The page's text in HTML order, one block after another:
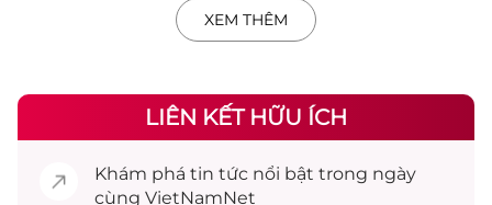
XEM THÊM
LIÊN KẾT HỮU ÍCH
Khám phá tin tức nổi bật trong ngày
cùng VietNamNet